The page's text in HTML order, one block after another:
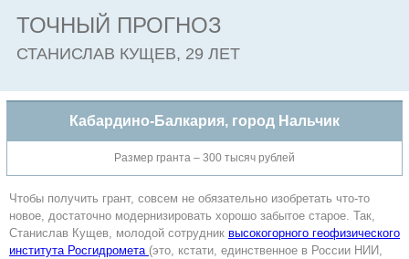
ТОЧНЫЙ ПРОГНОЗ
СТАНИСЛАВ КУЩЕВ, 29 ЛЕТ
Кабардино-Балкария, город Нальчик
Размер гранта – 300 тысяч рублей
Чтобы получить грант, совсем не обязательно изобретать что-то
новое, достаточно модернизировать хорошо забытое старое. Так,
Станислав Кущев, молодой сотрудник высокогорного геофизического
института Росгидромета (это, кстати, единственное в России НИИ,